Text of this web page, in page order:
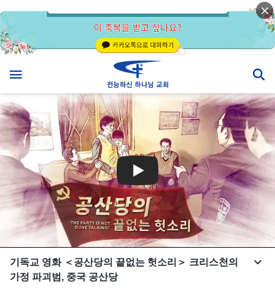
기독교 영화 ＜공산당의 끝없는 헛소리＞ 크리스천의
가정 파괴범, 중국 공산당